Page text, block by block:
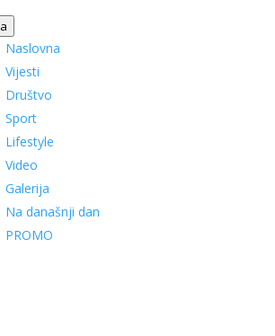
a
Naslovna
Vijesti
Društvo
Sport
Lifestyle
Video
Galerija
Na današnji dan
PROMO